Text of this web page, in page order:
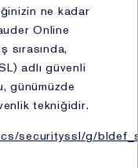
ne kadar
Online
adlı güvenli
günümüzde
tekniğidir.
securityssl/g/
telafi kodları,
MMS, e-
gönderiminin
müşteri işlem
pazarlama,
medya hesap
iletişim,